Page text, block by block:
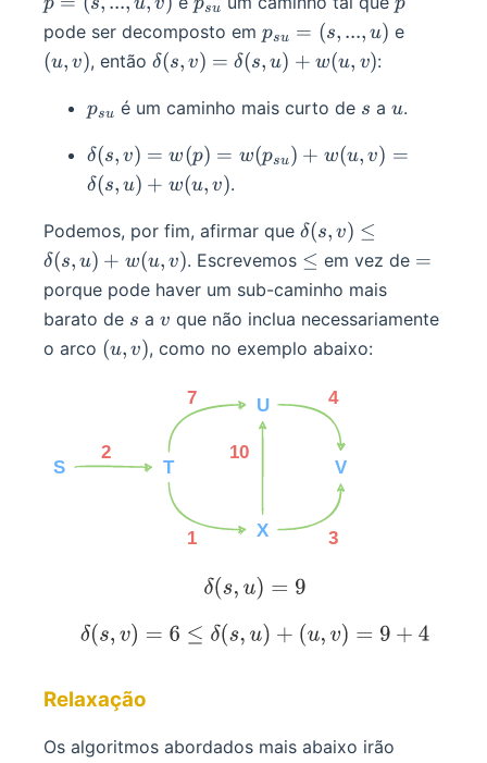
su
pode ser decomposto em p_{su}
= (s,
..., u)
psu = (s, ..., u) e
(u, v), então \delta(s,
\delta(s,
w(u, v)
δ(s, v) = δ(s, u) + w(u, v):
p_{su}
psu é um caminho mais curto de s
s a u
u.
\delta(s,
v) = w(p)
=
w(p_{su})
+ w(u, v)
=
\delta(s,
u) + w(u,
v)
δ(s, v) = w(p) = w(psu) + w(u, v) =
δ(s, u) + w(u, v).
Podemos, por fim, afirmar que \delta(s,
v) \leq
\delta(s,
u) +
w(u, v)
δ(s, v) ≤
δ(s, u) + w(u, v). Escrevemos \leq
≤ em vez de =
=
porque pode haver um sub-caminho mais
barato de s
s a v
v que não inclua necessariamente
o arco (u,
(u, v), como no exemplo abaixo:
Relaxação
Os algoritmos abordados mais abaixo irão